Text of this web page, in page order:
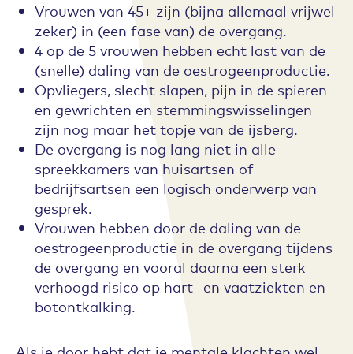
Vrouwen van 45+ zijn (bijna allemaal vrijwel
zeker) in (een fase van) de overgang.
4 op de 5 vrouwen hebben echt last van de
(snelle) daling van de oestrogeenproductie.
Opvliegers, slecht slapen, pijn in de spieren
en gewrichten en stemmingswisselingen
zijn nog maar het topje van de ijsberg.
De overgang is nog lang niet in alle
spreekkamers van huisartsen of
bedrijfsartsen een logisch onderwerp van
gesprek.
Vrouwen hebben door de daling van de
oestrogeenproductie in de overgang tijdens
de overgang en vooral daarna een sterk
verhoogd risico op hart- en vaatziekten en
botontkalking.